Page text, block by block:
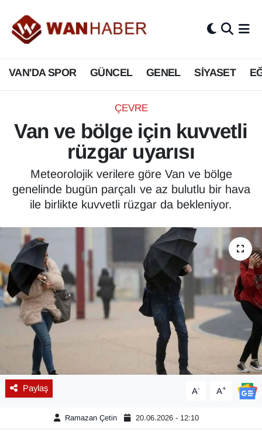
VAN'DA SPOR GÜNCEL GENEL SİYASET
ÇEVRE
Van ve bölge için kuvvetli
rüzgar uyarısı
Meteorolojik verilere göre Van ve bölge
genelinde bugün parçalı ve az bulutlu bir hava
ile birlikte kuvvetli rüzgar da bekleniyor.
Paylaş A- A+
Ramazan Çetin 20.06.2026 - 12:10
3.SAYFA
ASAYİŞ
BİLİM VE TEKNOLOJİ
Biyografi
Bölge Haberleri
ÇEVRE
Dernekler, Odalar
Diğer
DÜNYA
EĞİTİM
EKONOMİ
Emlak
Van Nöbetçi Eczaneler
Van Hava Durumu
Van Namaz Vakitleri
Van Trafik Yoğunluk Haritası
Süper Lig Puan Durumu ve Fikstür
Tüm Manşetler
Haber Arşivi